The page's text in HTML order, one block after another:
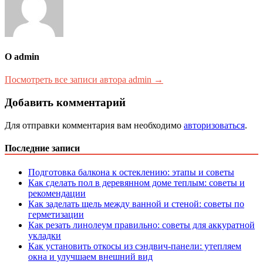
О admin
Посмотреть все записи автора admin →
Добавить комментарий
Для отправки комментария вам необходимо авторизоваться.
Последние записи
Подготовка балкона к остеклению: этапы и советы
Как сделать пол в деревянном доме теплым: советы и
рекомендации
Как заделать щель между ванной и стеной: советы по
герметизации
Как резать линолеум правильно: советы для аккуратной
укладки
Как установить откосы из сэндвич-панели: утепляем
окна и улучшаем внешний вид